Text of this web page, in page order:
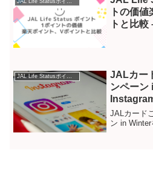
JAL Life Statusポイント – Instagram
トの価
トと比
JAL Life Statusポイント – Instagram
JALカー
ンペーン
JALカード
ン in